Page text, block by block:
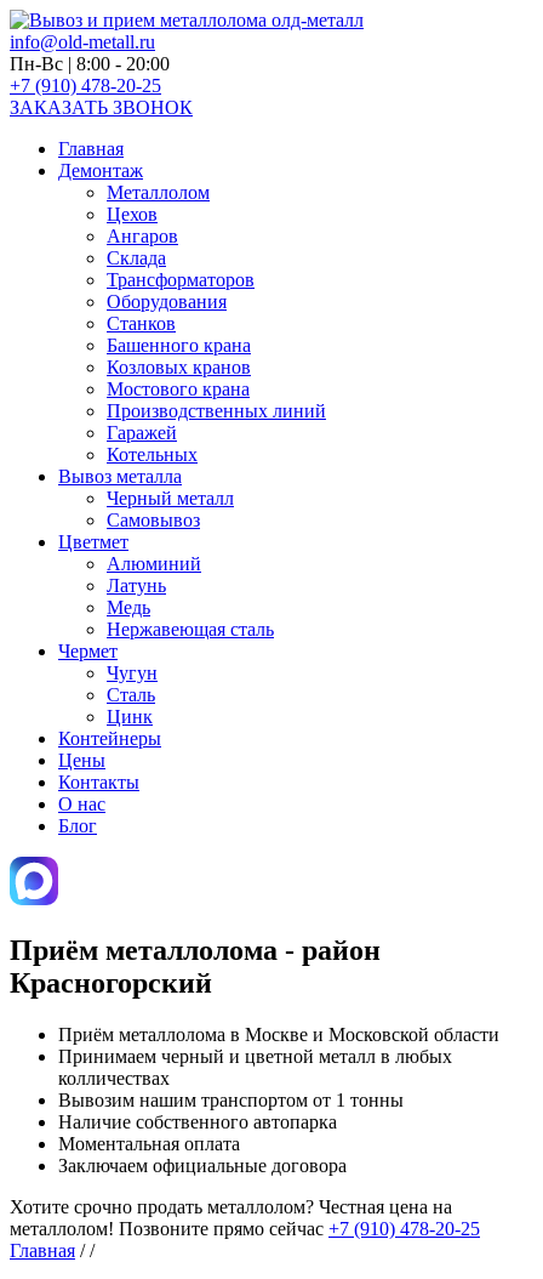
info@old-metall.ru
Пн-Вс | 8:00 - 20:00
+7 (910) 478-20-25
ЗАКАЗАТЬ ЗВОНОК
Главная
Демонтаж
Металлолом
Цехов
Ангаров
Склада
Трансформаторов
Оборудования
Станков
Башенного крана
Козловых кранов
Мостового крана
Производственных линий
Гаражей
Котельных
Вывоз металла
Черный металл
Самовывоз
Цветмет
Алюминий
Латунь
Медь
Нержавеющая сталь
Чермет
Чугун
Сталь
Цинк
Контейнеры
Цены
Контакты
О нас
Блог
Приём металлолома - район
Красногорский
Приём металлолома в Москве и Московской области
Принимаем черный и цветной металл в любых
колличествах
Вывозим нашим транспортом от 1 тонны
Наличие собственного автопарка
Моментальная оплата
Заключаем официальные договора
Хотите срочно продать металлолом? Честная цена на
металлолом! Позвоните прямо сейчас +7 (910) 478-20-25
Главная / /